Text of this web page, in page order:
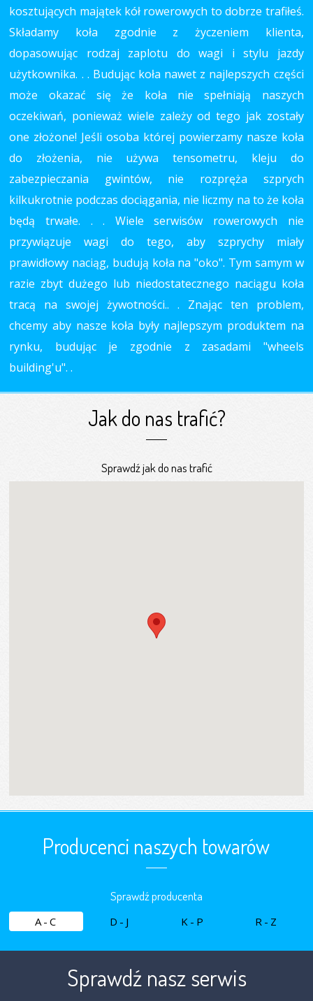
kosztujących majątek kół rowerowych to dobrze trafiłeś.
Składamy koła zgodnie z życzeniem klienta,
dopasowując rodzaj zaplotu do wagi i stylu jazdy
użytkownika. . . Budując koła nawet z najlepszych części
może okazać się że koła nie spełniają naszych
oczekiwań, ponieważ wiele zależy od tego jak zostały
one złożone! Jeśli osoba której powierzamy nasze koła
do złożenia, nie używa tensometru, kleju do
zabezpieczania gwintów, nie rozpręża szprych
kilkukrotnie podczas dociągania, nie liczmy na to że koła
będą trwałe. . . Wiele serwisów rowerowych nie
przywiązuje wagi do tego, aby szprychy miały
prawidłowy naciąg, budują koła na "oko". Tym samym w
razie zbyt dużego lub niedostatecznego naciągu koła
tracą na swojej żywotności.. . Znając ten problem,
chcemy aby nasze koła były najlepszym produktem na
rynku, budując je zgodnie z zasadami "wheels
building'u". .
Jak do nas trafić?
Sprawdź jak do nas trafić
Producenci naszych towarów
Sprawdź producenta
A-C D-J K-P R-Z
Sprawdź nasz serwis